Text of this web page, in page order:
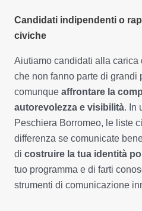
Candidati indipendenti o
civiche
Aiutiamo candidati alla
che non fanno parte di grandi
comunque affrontare la
autorevolezza e visibilità. In
Peschiera Borromeo, le liste
differenza se comunicate
di costruire la tua identità
tuo programma e di farti
strumenti di comunicazione